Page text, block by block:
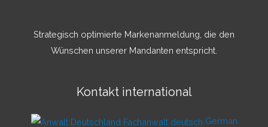
Strategisch optimierte Markenanmeldung, die den
Wünschen unserer Mandanten entspricht.
Kontakt international
German